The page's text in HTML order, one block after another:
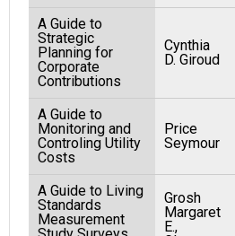
A Guide to
Strategic
Planning for
Corporate
Contributions
Cynthia
D. Giroud
A Guide to
Monitoring and
Controling Utility
Costs
Price
Seymour
A Guide to Living
Standards
Measurement
Grosh
Margaret
E.,